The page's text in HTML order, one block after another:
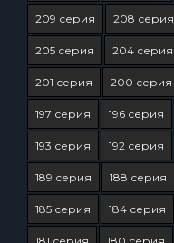
209 серия 208 серия
205 серия 204 серия
201 серия 200 серия
197 серия 196 серия
193 серия 192 серия
189 серия 188 серия
185 серия 184 серия